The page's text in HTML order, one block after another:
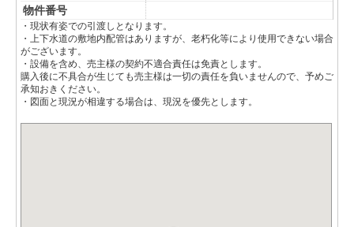
物件番号
・現状有姿での引渡しとなります。
・上下水道の敷地内配管はありますが、老朽化等により使用できない場合
がございます。
・設備を含め、売主様の契約不適合責任は免責とします。
購入後に不具合が生じても売主様は一切の責任を負いませんので、予めご
承知おきください。
・図面と現況が相違する場合は、現況を優先とします。